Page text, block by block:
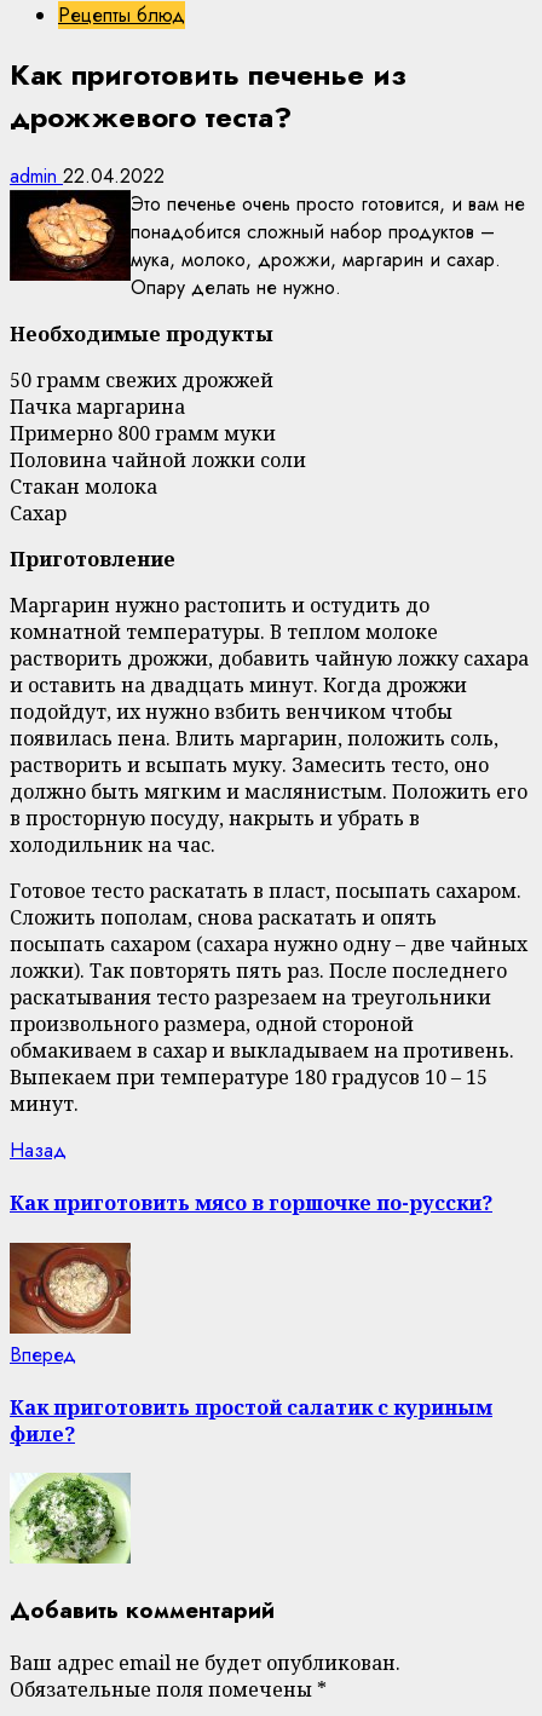
Рецепты блюд
Как приготовить печенье из
дрожжевого теста?
admin 22.04.2022
Это печенье очень просто готовится, и вам не
понадобится сложный набор продуктов –
мука, молоко, дрожжи, маргарин и сахар.
Опару делать не нужно.
Необходимые продукты
50 грамм свежих дрожжей
Пачка маргарина
Примерно 800 грамм муки
Половина чайной ложки соли
Стакан молока
Сахар
Приготовление
Маргарин нужно растопить и остудить до
комнатной температуры. В теплом молоке
растворить дрожжи, добавить чайную ложку сахара
и оставить на двадцать минут. Когда дрожжи
подойдут, их нужно взбить венчиком чтобы
появилась пена. Влить маргарин, положить соль,
растворить и всыпать муку. Замесить тесто, оно
должно быть мягким и маслянистым. Положить его
в просторную посуду, накрыть и убрать в
холодильник на час.
Готовое тесто раскатать в пласт, посыпать сахаром.
Сложить пополам, снова раскатать и опять
посыпать сахаром (сахара нужно одну – две чайных
ложки). Так повторять пять раз. После последнего
раскатывания тесто разрезаем на треугольники
произвольного размера, одной стороной
обмакиваем в сахар и выкладываем на противень.
Выпекаем при температуре 180 градусов 10 – 15
минут.
Continue
Reading
Назад
Как приготовить мясо в горшочке по-русски?
Вперед
Как приготовить простой салатик с куриным
филе?
Добавить комментарий
Ваш адрес email не будет опубликован.
Обязательные поля помечены *